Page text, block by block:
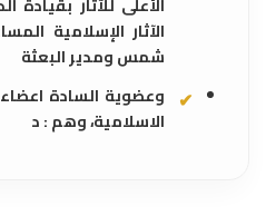
الأعلى للآثار
الآثار الإسلامية
شمس ومدير البعثة
وعضوية السادة
الاسلامية، وهم : د